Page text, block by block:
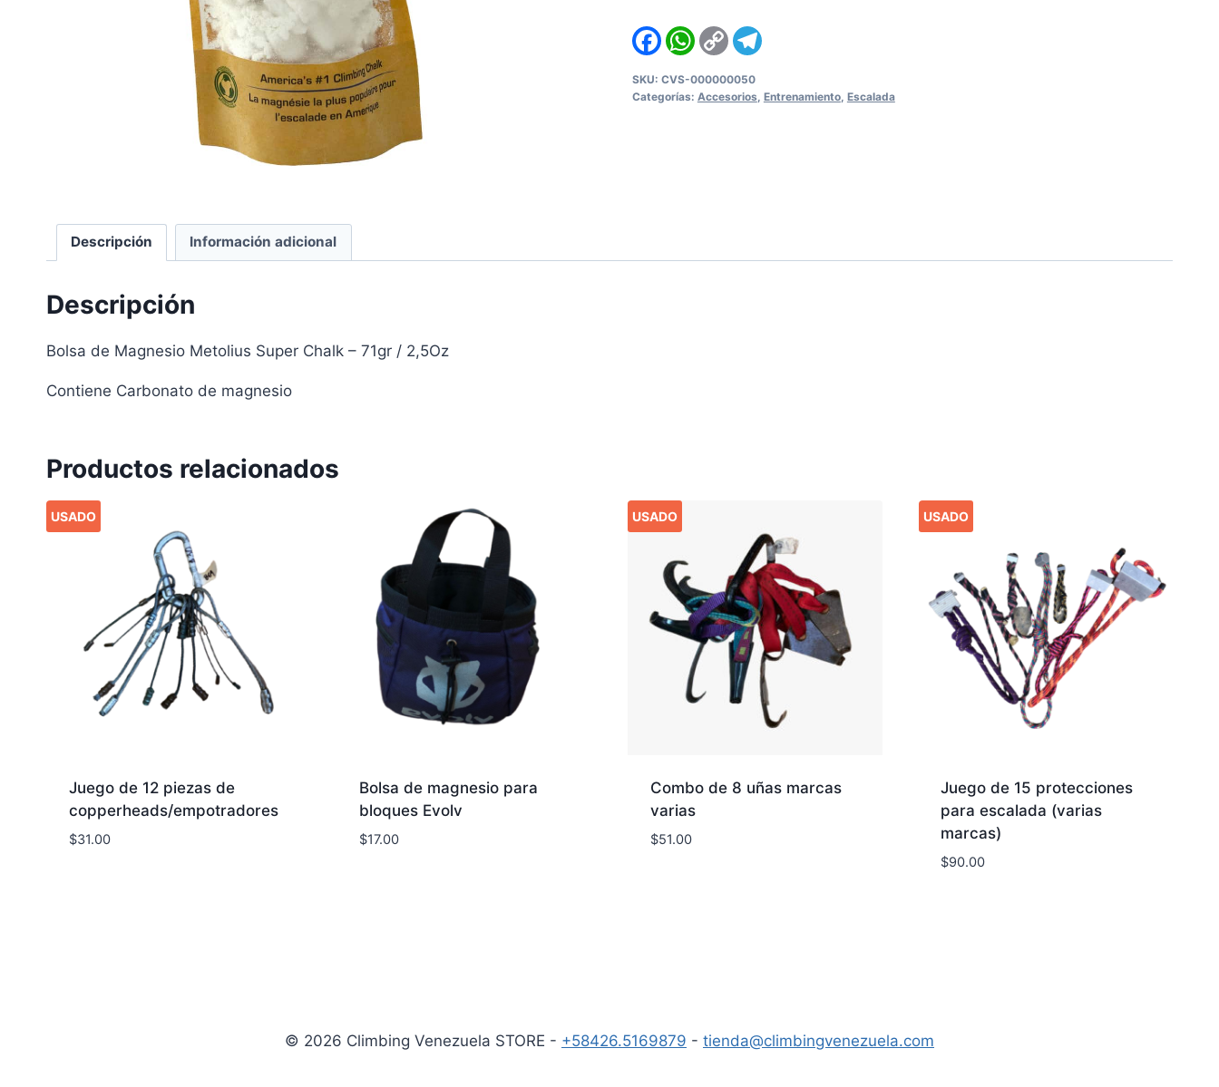
Metolius
Chalk
FacebookWhatsApp
Copy
Link
Telegram
SKU: CVS-000000050
Categorías: Accesorios Entrenamiento, Escalada
Descripción Información adicional
Descripción
Bolsa de Magnesio Metolius Super Chalk – 71gr / 2,5Oz
Contiene Carbonato de magnesio
Productos relacionados
USADO
Juego de 12 piezas de
copperheads/empotradores
$31.00
Bolsa de magnesio para
bloques Evolv
$17.00
USADO
Combo de 8 uñas marcas
varias
$51.00
USADO
Juego de 15 protecciones
para escalada (varias
marcas)
$90.00
© 2026 Climbing Venezuela STORE - +58426.5169879 - tienda@climbingvenezuela.com